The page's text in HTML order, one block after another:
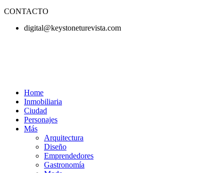
CONTACTO
digital@keystoneturevista.com
Home
Inmobiliaria
Ciudad
Personajes
Más
Arquitectura
Diseño
Emprendedores
Gastronomía